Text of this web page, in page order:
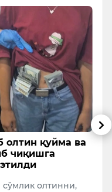
олтин қуйма ва
чиқишга
олтинни,